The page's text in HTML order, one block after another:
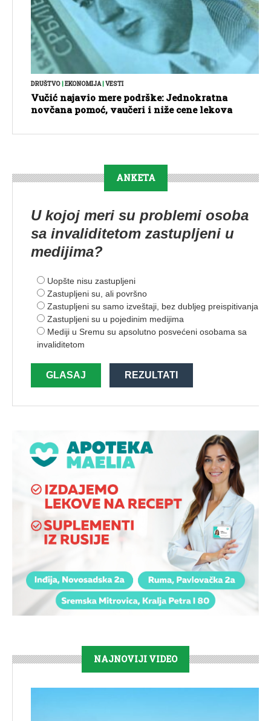
DRUŠTVO EKONOMIJA| VESTI
Vučić najavio mere podrške: Jednokratna
novčana pomoć, vaučeri i niže cene lekova
ANKETA
U kojoj meri su problemi osoba
sa invaliditetom zastupljeni u
medijima?
Uopšte nisu zastupljeni
Zastupljeni su, ali površno
Zastupljeni su samo izveštaji, bez dubljeg preispitivanja
Zastupljeni su u pojedinim medijima
Mediji u Sremu su apsolutno posvećeni osobama sa
invaliditetom
GLASAJ REZULTATI
NAJNOVIJI VIDEO